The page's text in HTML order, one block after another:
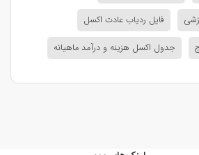
فایل ردیاب عادت اکسل
جدول اکسل هزینه و درآمد ماهیانه